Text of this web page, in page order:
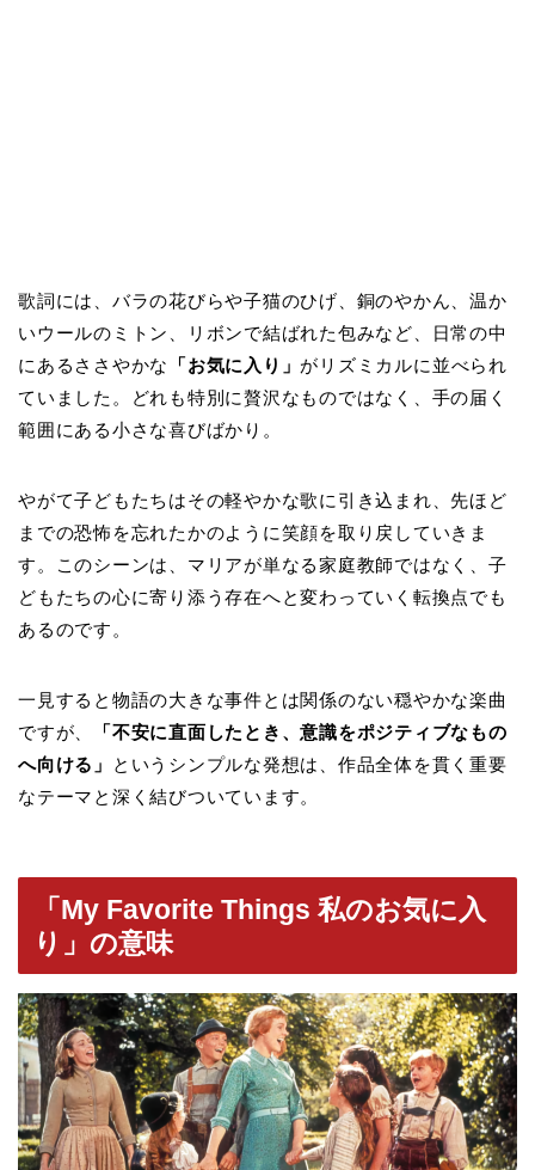
歌詞には、バラの花びらや子猫のひげ、銅のやかん、温か
いウールのミトン、リボンで結ばれた包みなど、日常の中
にあるささやかな
「お気に入り」 がリズミカルに並べられ
ていました。どれも特別に贅沢なものではなく、手の届く
範囲にある小さな喜びばかり。
やがて子どもたちはその軽やかな歌に引き込まれ、先ほど
までの恐怖を忘れたかのように笑顔を取り戻していきま
す。このシーンは、マリアが単なる家庭教師ではなく、子
どもたちの心に寄り添う存在へと変わっていく転換点でも
あるのです。
一見すると物語の大きな事件とは関係のない穏やかな楽曲
ですが、
「不安に直面したとき、意識をポジティブなもの
へ向ける」
というシンプルな発想は、作品全体を貫く重要
なテーマと深く結びついています。
「My Favorite Things 私のお気に入
り」の意味